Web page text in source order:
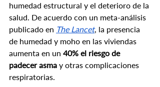
humedad estructural y el deterioro de la
salud. De acuerdo con un meta-análisis
publicado en The Lancet, la presencia
de humedad y moho en las viviendas
aumenta en un 40% el riesgo de
padecer asma y otras complicaciones
respiratorias.